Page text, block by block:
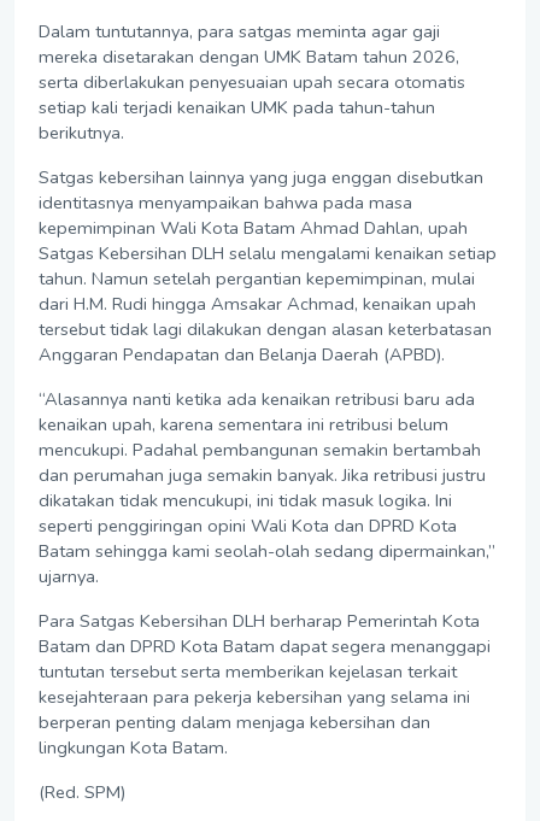
Dalam tuntutannya, para satgas meminta agar gaji
mereka disetarakan dengan UMK Batam tahun 2026,
serta diberlakukan penyesuaian upah secara otomatis
setiap kali terjadi kenaikan UMK pada tahun-tahun
berikutnya.
Satgas kebersihan lainnya yang juga enggan disebutkan
identitasnya menyampaikan bahwa pada masa
kepemimpinan Wali Kota Batam Ahmad Dahlan, upah
Satgas Kebersihan DLH selalu mengalami kenaikan setiap
tahun. Namun setelah pergantian kepemimpinan, mulai
dari H.M. Rudi hingga Amsakar Achmad, kenaikan upah
tersebut tidak lagi dilakukan dengan alasan keterbatasan
Anggaran Pendapatan dan Belanja Daerah (APBD).
“Alasannya nanti ketika ada kenaikan retribusi baru ada
kenaikan upah, karena sementara ini retribusi belum
mencukupi. Padahal pembangunan semakin bertambah
dan perumahan juga semakin banyak. Jika retribusi justru
dikatakan tidak mencukupi, ini tidak masuk logika. Ini
seperti penggiringan opini Wali Kota dan DPRD Kota
Batam sehingga kami seolah-olah sedang dipermainkan,”
ujarnya.
Para Satgas Kebersihan DLH berharap Pemerintah Kota
Batam dan DPRD Kota Batam dapat segera menanggapi
tuntutan tersebut serta memberikan kejelasan terkait
kesejahteraan para pekerja kebersihan yang selama ini
berperan penting dalam menjaga kebersihan dan
lingkungan Kota Batam.
(Red. SPM)